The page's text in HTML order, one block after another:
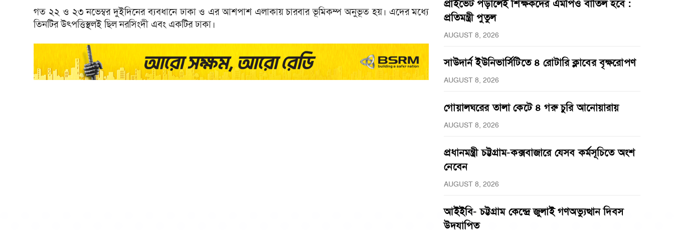
গত ২২ ও ২৩ নভেম্বর দুইদিনের ব্যবধানে ঢাকা ও এর আশপাশ এলাকায় চারবার ভূমিকম্প অনুভূত হয়। এদের মধ্যে
তিনটির উৎপত্তিস্থলই ছিল নরসিংদী এবং একটির ঢাকা।
প্রাইভেট পড়ালেই শিক্ষকদের এমপিও বাতিল হবে :
প্রতিমন্ত্রী পুতুল
AUGUST 8, 2026
সাউদার্ন ইউনিভার্সিটিতে ৪ রোটারি ক্লাবের বৃক্ষরোপণ
AUGUST 8, 2026
গোয়ালঘরের তালা কেটে ৪ গরু চুরি আনোয়ারায়
AUGUST 8, 2026
প্রধানমন্ত্রী চট্টগ্রাম-কক্সবাজারে যেসব কর্মসূচিতে অংশ
নেবেন
AUGUST 8, 2026
আইইবি- চট্টগ্রাম কেন্দ্রে জুলাই গণঅভ্যুত্থান দিবস
উদযাপিত